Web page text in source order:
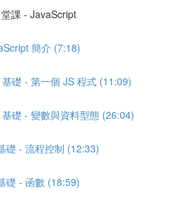
課 - JavaScript
簡介 (7:18)
礎 - 第一個 JS 程式 (11:09)
礎 - 變數與資料型態 (26:04)
礎 - 流程控制 (12:33)
礎 - 函數 (18:59)